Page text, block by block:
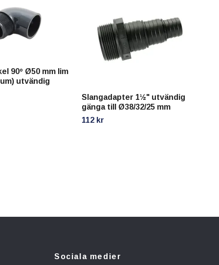
90º Ø50 mm lim
utvändig
Slangadapter 1½" utvändig
gänga till Ø38/32/25 mm
112 kr
Sociala medier